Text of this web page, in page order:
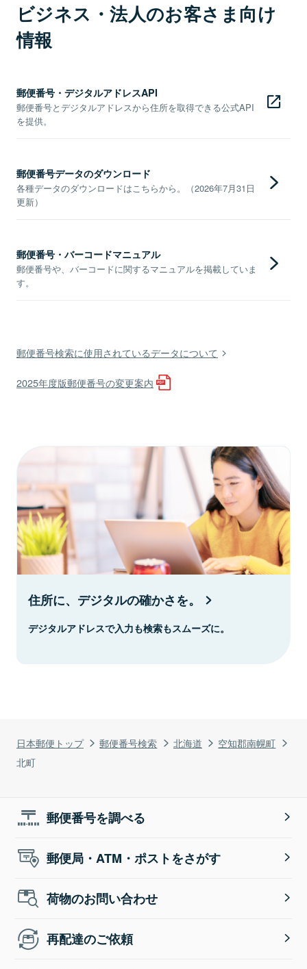
日本郵便トップ 郵便番号検索 北海道
空知郡南幌町
北町
ビジネス・法人のお客さま向け
情報
郵便番号・デジタルアドレスAPI
郵便番号とデジタルアドレスから住所を取得できる公式API
を提供。
郵便番号データのダウンロード
各種データのダウンロードはこちらから。（2026年7月31日
更新）
郵便番号・バーコードマニュアル
郵便番号や、バーコードに関するマニュアルを掲載していま
す。
郵便番号検索に使用されているデータについて
2025年度版郵便番号の変更案内
住所に、デジタルの確かさを。
デジタルアドレスで入力も検索もスムーズに。
郵便番号を調べる
郵便局・ATM・ポストをさがす
荷物のお問い合わせ
再配達のご依頼